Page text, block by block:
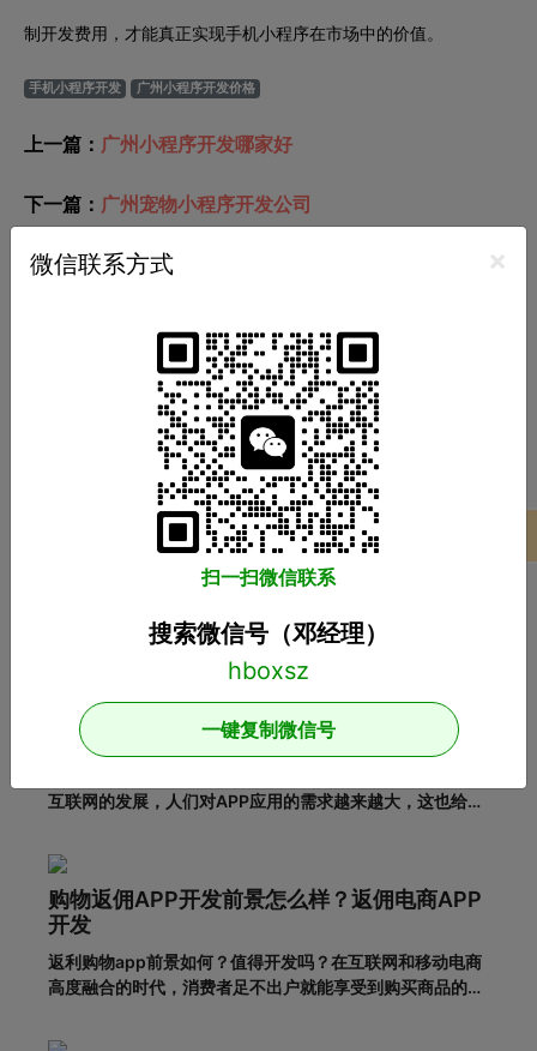
制开发费用，才能真正实现手机小程序在市场中的价值。
手机小程序开发 广州小程序开发价格
上一篇： 广州小程序开发哪家好
下一篇： 广州宠物小程序开发公司
推荐分类
APP开发 软件开发 商城开发
游戏开发
广州小程序开发 广州APP开发 广州软件开发
推荐阅读
APP开发：在设计APP时这几个问题一定要注
意！
互联网的发展，人们对APP应用的需求越来越大，这也给企
望从中获得更多的发展机会。当然，并不仅仅是开发APP应
用就能达到目的。前提一定是保证APP应用的优秀用户体
验。这样，在
购物返佣APP开发前景怎么样？返佣电商APP
开发
返利购物app前景如何？值得开发吗？在互联网和移动电商
高度融合的时代，消费者足不出户就能享受到购买商品的便
用户，许多企业和商家开始致力于返利购物app的建设。返
微信联系方式 ×
扫一扫微信联系
搜索微信号（邓经理）
一键复制微信号